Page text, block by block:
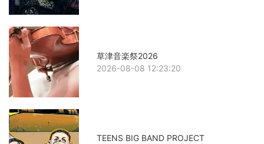
草津音楽祭2026
2026-08-08 12:23:20
TEENS BIG BAND PROJECT